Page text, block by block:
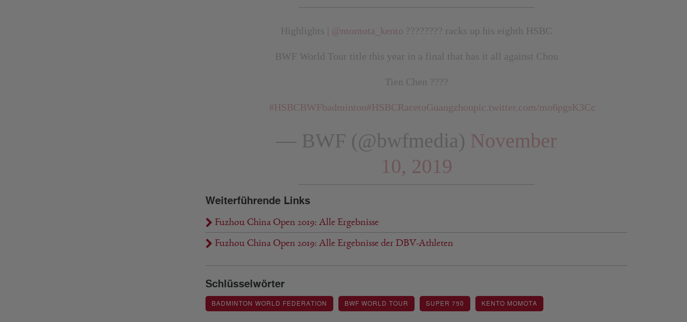
Highlights | @momota_kento ???????? racks up his eighth HSBC
BWF World Tour title this year in a final that has it all against Chou
Tien Chen ????
#HSBCBWFbadminton#HSBCRacetoGuangzhoupic.twitter.com/mo6pgsK3Cc
— BWF (@bwfmedia) November
10, 2019
Weiterführende Links
Fuzhou China Open 2019: Alle Ergebnisse
Fuzhou China Open 2019: Alle Ergebnisse der DBV-Athleten
Schlüsselwörter
BADMINTON WORLD FEDERATION BWF WORLD TOUR SUPER 750 KENTO MOMOTA